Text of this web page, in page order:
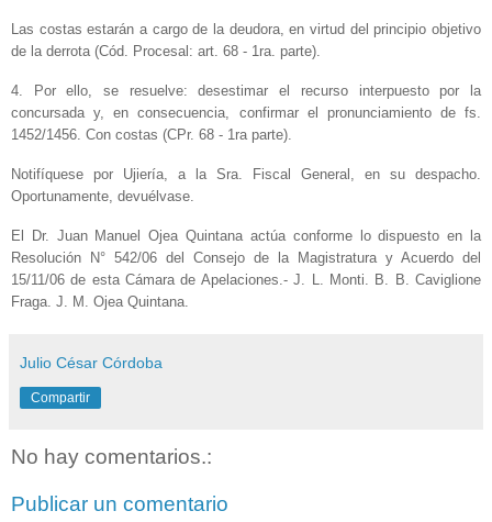
Las costas estarán a cargo de la deudora, en virtud del principio objetivo
de la derrota (Cód. Procesal: art. 68 - 1ra. parte).
4. Por ello, se resuelve: desestimar el recurso interpuesto por la
concursada y, en consecuencia, confirmar el pronunciamiento de fs.
1452/1456. Con costas (CPr. 68 - 1ra parte).
Notifíquese por Ujiería, a la Sra. Fiscal General, en su despacho.
Oportunamente, devuélvase.
El Dr. Juan Manuel Ojea Quintana actúa conforme lo dispuesto en la
Resolución N° 542/06 del Consejo de la Magistratura y Acuerdo del
15/11/06 de esta Cámara de Apelaciones.- J. L. Monti. B. B. Caviglione
Fraga. J. M. Ojea Quintana.
Julio César Córdoba
Compartir
No hay comentarios.:
Publicar un comentario